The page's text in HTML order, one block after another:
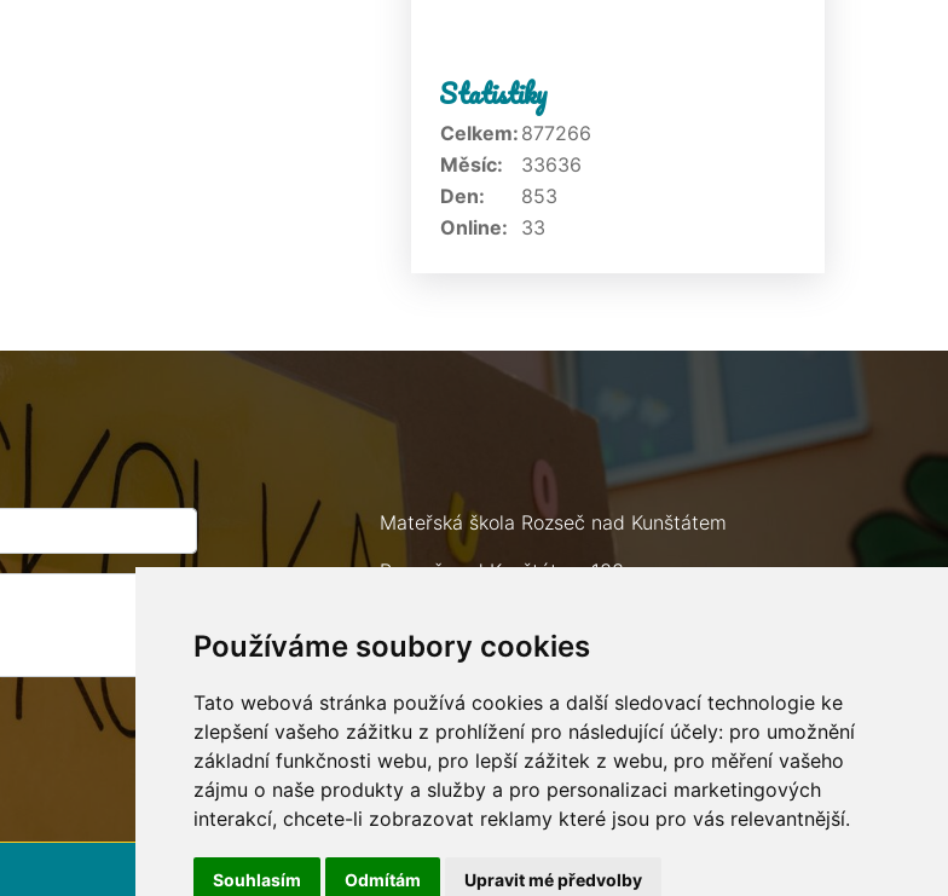
Používáme soubory cookies
Tato webová stránka používá cookies a další sledovací technologie ke
zlepšení vašeho zážitku z prohlížení pro následující účely: pro umožnění
základní funkčnosti webu, pro lepší zážitek z webu, pro měření vašeho
zájmu o naše produkty a služby a pro personalizaci marketingových
interakcí, chcete-li zobrazovat reklamy které jsou pro vás relevantnější.
Souhlasím Odmítám Upravit mé předvolby
Statistiky
Online: 33
Celkem: 877266
Měsíc:
33636
Den:
853
Mateřská škola Rozseč nad Kunštátem
Rozseč nad Kunštátem 133
Telefon: +420 602 693 226
E-mail:msrozsec@seznam.cz